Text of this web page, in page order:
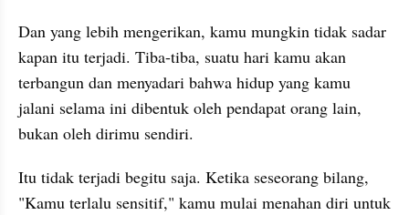
Dan yang lebih mengerikan, kamu mungkin tidak sadar
kapan itu terjadi. Tiba-tiba, suatu hari kamu akan
terbangun dan menyadari bahwa hidup yang kamu
jalani selama ini dibentuk oleh pendapat orang lain,
bukan oleh dirimu sendiri.
Itu tidak terjadi begitu saja. Ketika seseorang bilang,
"Kamu terlalu sensitif," kamu mulai menahan diri untuk